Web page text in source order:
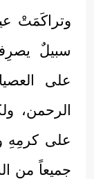
وتراكَمَتْ
سبيلٌ
على
الرحمن،
على كرمِهِ
جميعاً من